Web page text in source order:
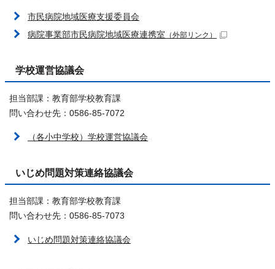
市民病院地域医療支援委員会
病院事業部市民病院地域医療連携室 （外部リンク）
学校運営協議会
担当部課：教育部学校教育課
問い合わせ先：0586-85-7072
（各小中学校）学校運営協議会
いじめ問題対策連絡協議会
担当部課：教育部学校教育課
問い合わせ先：0586-85-7073
いじめ問題対策連絡協議会